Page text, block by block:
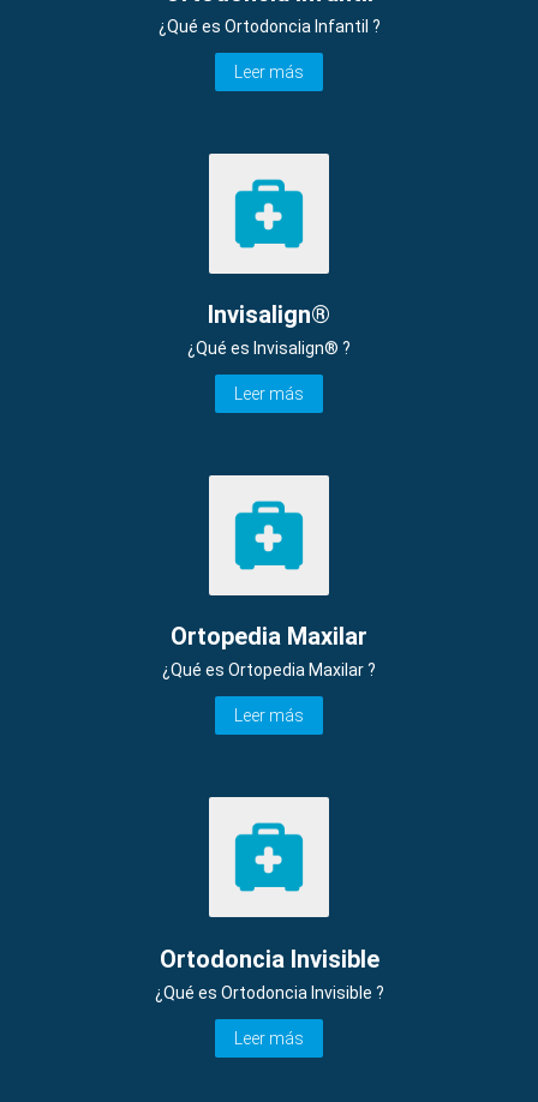
¿Qué es Ortodoncia Infantil ?
Leer más
Invisalign®
¿Qué es Invisalign® ?
Leer más
Ortopedia Maxilar
¿Qué es Ortopedia Maxilar ?
Leer más
Ortodoncia Invisible
¿Qué es Ortodoncia Invisible ?
Leer más